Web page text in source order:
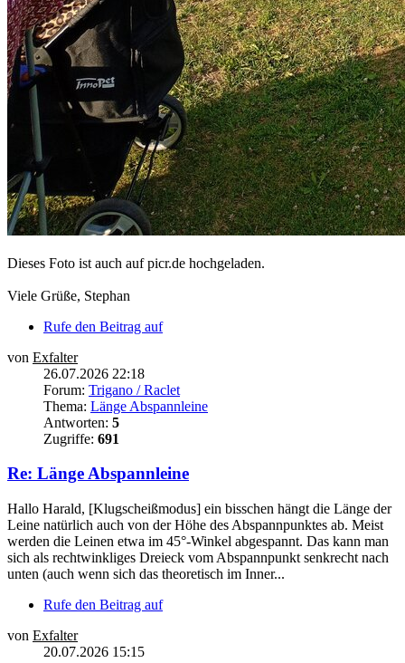
Dieses Foto ist auch auf picr.de hochgeladen.
Viele Grüße, Stephan
Rufe den Beitrag auf
von Exfalter
26.07.2026 22:18
Forum: Trigano / Raclet
Thema: Länge Abspannleine
Antworten: 5
Zugriffe: 691
Re: Länge Abspannleine
Hallo Harald, [Klugscheißmodus] ein bisschen hängt die Länge der
Leine natürlich auch von der Höhe des Abspannpunktes ab. Meist
werden die Leinen etwa im 45°-Winkel abgespannt. Das kann man
sich als rechtwinkliges Dreieck vom Abspannpunkt senkrecht nach
unten (auch wenn sich das theoretisch im Inner...
Rufe den Beitrag auf
von Exfalter
20.07.2026 15:15